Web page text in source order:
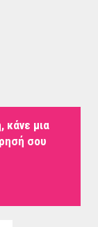
κάνε μια
σου